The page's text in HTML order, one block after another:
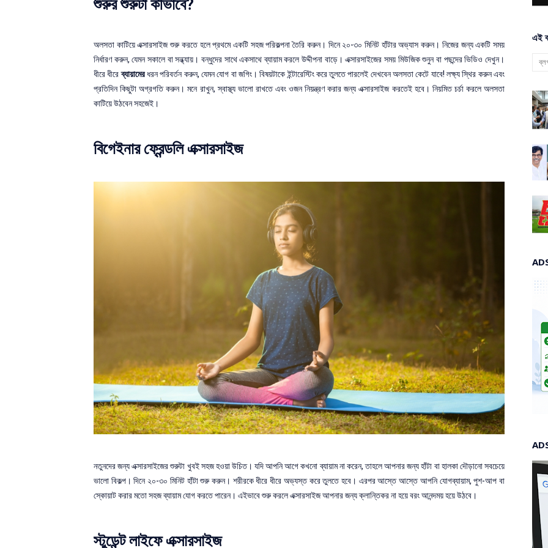
শুরুর শুরুটা কীভাবে?
অলসতা কাটিয়ে এক্সারসাইজ শুরু করতে হলে প্রথমে একটি সহজ পরিকল্পনা তৈরি করুন। দিনে ২০-৩০ মিনিট হাঁটার অভ্যাস করুন। নিজের জন্য একটি সময়
নির্ধারণ করুন, যেমন সকালে বা সন্ধ্যায়। বন্ধুদের সাথে একসাথে ব্যায়াম করলে উদ্দীপনা বাড়ে। এক্সারসাইজের সময় মিউজিক শুনুন বা পছন্দের ভিডিও দেখুন।
ধীরে ধীরেব্যায়ামের ধরন পরিবর্তন করুন, যেমন যোগ বা জগিং। বিষয়টাকে ইন্টারেস্টিং করে তুলতে পারলেই দেখবেন অলসতা কেটে যাবে! লক্ষ্য স্থির করুন এবং
প্রতিদিন কিছুটা অগ্রগতি করুন। মনে রাখুন, স্বাস্থ্য ভালো রাখতে এবং ওজন নিয়ন্ত্রণ করার জন্য এক্সারসাইজ করতেই হবে। নিয়মিত চর্চা করলে অলসতা
কাটিয়ে উঠবেন সহজেই।
বিগেইনার ফ্রেন্ডলি এক্সারসাইজ
নতুনদের জন্য এক্সারসাইজের শুরুটা খুবই সহজ হওয়া উচিত। যদি আপনি আগে কখনো ব্যায়াম না করেন, তাহলে আপনার জন্য হাঁটা বা হালকা দৌড়ানো সবচেয়ে
ভালো বিকল্প। দিনে ২০-৩০ মিনিট হাঁটা শুরু করুন। শরীরকে ধীরে ধীরে অভ্যস্ত করে তুলতে হবে। এরপর আস্তে আস্তে আপনি যোগব্যায়াম, পুশ-আপ বা
স্কোয়াট করার মতো সহজ ব্যায়াম যোগ করতে পারেন। এইভাবে শুরু করলে এক্সারসাইজ আপনার জন্য ক্লান্তিকর না হয়ে বরং আনন্দময় হয়ে উঠবে।
স্টুডেন্ট লাইফে এক্সারসাইজ
এই